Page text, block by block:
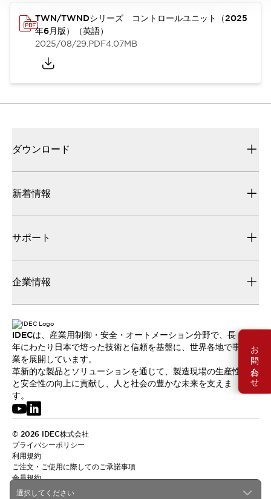
お問い合わせ
TWN/TWNDシリーズ コントロールユニット（2025
年6月版）（英語）
2025/08/29.PDF4.07MB
選択してください
ダウンロード
新着情報
サポート
企業情報
IDECは、産業用制御・安全・オートメーション分野で、長
年にわたり日本で培った技術と信頼を基盤に、世界各地で事
業を展開しています。
革新的な製品とソリューションを通じて、製造現場の生産性
と安全性の向上に貢献し、人と社会の豊かな未来を支えま
す。
© 2026 IDEC株式会社
プライバシーポリシー
利用規約
ご注文・ご使用に際してのご承諾事項
会員規約